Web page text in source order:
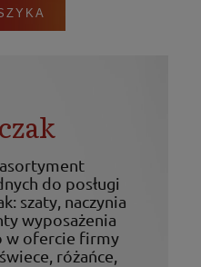
do posługi
szaty, naczynia
wyposażenia
w ofercie firmy
różańce,